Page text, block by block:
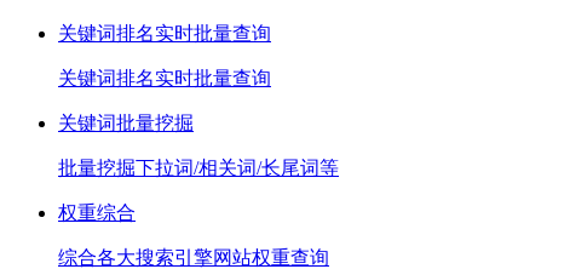
关键词排名实时批量查询
关键词排名实时批量查询
关键词批量挖掘
批量挖掘下拉词/相关词/长尾词等
权重综合
综合各大搜索引擎网站权重查询